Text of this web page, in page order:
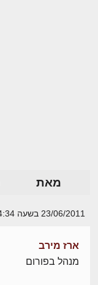
מאת
23/06/2011 בשעה 14:34
ארז מירב
מנהל בפורום